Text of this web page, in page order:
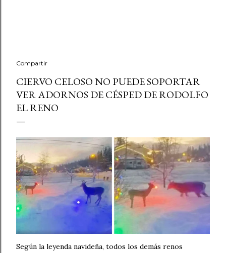
Compartir
CIERVO CELOSO NO PUEDE SOPORTAR
VER ADORNOS DE CÉSPED DE RODOLFO
EL RENO
Según la leyenda navideña, todos los demás renos